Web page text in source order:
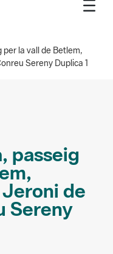
de
Sereny